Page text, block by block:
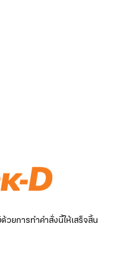
ยการทำคำสั่งนี้ให้เสร็จสิ้น